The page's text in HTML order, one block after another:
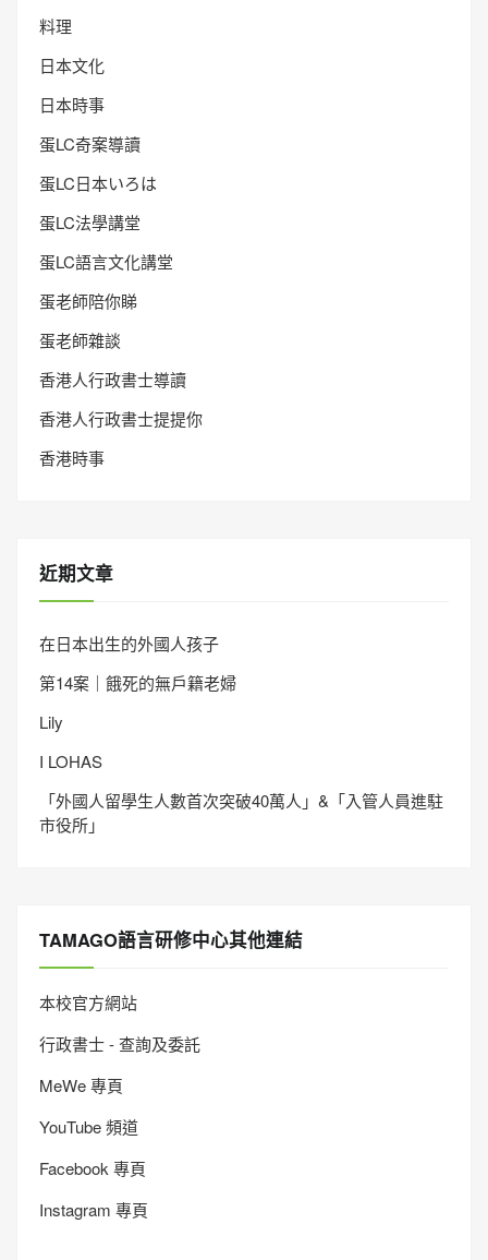
料理
日本文化
日本時事
蛋LC奇案導讀
蛋LC日本いろは
蛋LC法學講堂
蛋LC語言文化講堂
蛋老師陪你睇
蛋老師雜談
香港人行政書士導讀
香港人行政書士提提你
香港時事
近期文章
在日本出生的外國人孩子
第14案｜餓死的無戶籍老婦
Lily
I LOHAS
「外國人留學生人數首次突破40萬人」&「入管人員進駐
市役所」
TAMAGO語言研修中心其他連結
本校官方網站
行政書士 - 查詢及委託
MeWe 專頁
YouTube 頻道
Facebook 專頁
Instagram 專頁